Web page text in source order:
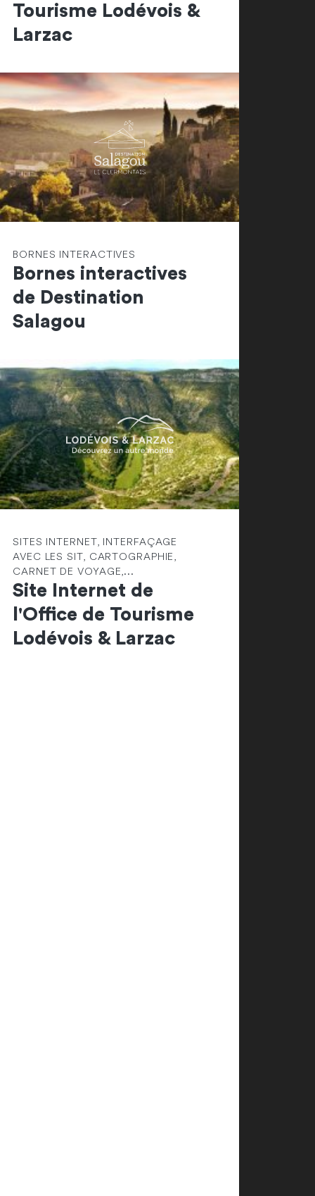
Tourisme Lodévois &
Larzac
BORNES INTERACTIVES
Bornes interactives
de Destination
Salagou
SITES INTERNET, INTERFAÇAGE
AVEC LES SIT, CARTOGRAPHIE,
CARNET DE VOYAGE,...
Site Internet de
l'Office de Tourisme
Lodévois & Larzac